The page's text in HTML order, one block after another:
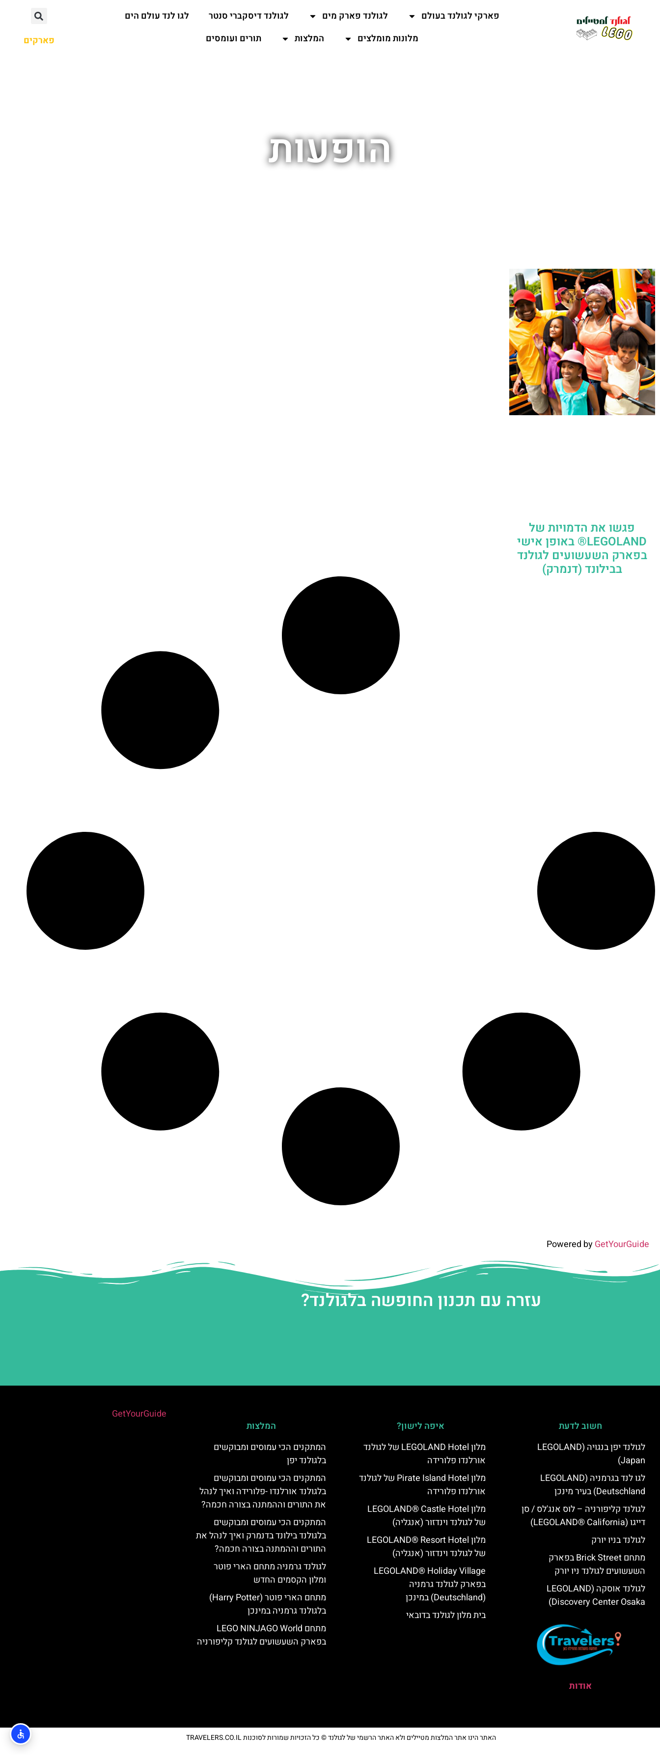
פארקי לגולנד בעולם לגולנד פארק מים לגולנד דיסקברי סנטר
לגו לנד עולם הים
מלונות מומלצים
המלצות תורים ועומסים פארקים
הופעות
פגשו את הדמויות של
LEGOLAND® באופן אישי
בפארק השעשועים לגולנד
בבילונד (דנמרק)
Powered byGetYourGuide
עזרה עם תכנון החופשה בלגולנד?
חשוב לדעת
לגולנד יפן בנגויה (LEGOLAND
Japan)
לגו לנד בגרמניה (LEGOLAND
Deutschland) בעיר מינכן
לגולנד קליפורניה – לוס אנג'לס / סן
דייגו (LEGOLAND® California)
לגולנד בניו יורק
מתחם Brick Street בפארק
השעשועים לגולנד ניו יורק
לגולנד אוסקה (LEGOLAND
Discovery Center Osaka)
אודות
איפה לישון?
מלון LEGOLAND Hotel של לגולנד
אורלנדו פלורידה
מלון Pirate Island Hotel של לגולנד
אורלנדו פלורידה
מלון LEGOLAND® Castle Hotel
של לגולנד וינדזור (אנגליה)
מלון LEGOLAND® Resort Hotel
של לגולנד וינדזור (אנגליה)
LEGOLAND® Holiday Village
בפארק לגולנד גרמניה
(Deutschland) במינכן
בית מלון לגולנד בדובאי
המלצות
‏המתקנים הכי עמוסים ומבוקשים
בלגולנד יפן
המתקנים הכי עמוסים ומבוקשים
בלגולנד אורלנדו -פלורידה ואיך לנהל
את התורים וההמתנה בצורה חכמה?
המתקנים הכי עמוסים ומבוקשים
בלגולנד בילונד בדנמרק ואיך לנהל את
התורים וההמתנה בצורה חכמה?
לגולנד גרמניה מתחם הארי פוטר
ומלון הקסמים החדש
מתחם הארי פוטר (Harry Potter)
בלגולנד גרמניה במינכן
מתחם LEGO NINJAGO World
בפארק השעשועים לגולנד קליפורניה
GetYourGuide
האתר הינו אתר המלצות מטיילים ולא האתר הרשמי של לגולנד © כל הזכויות שמורות לסוכנות TRAVELERS.CO.IL